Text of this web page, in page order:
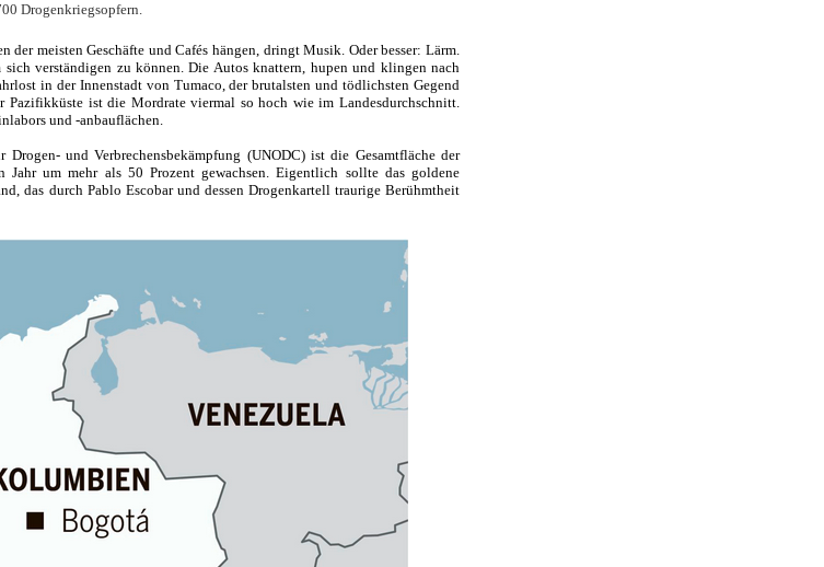
Drogenkriegsopfern.
der meisten Geschäfte und Cafés hängen, dringt Musik. Oder besser: Lärm.
verständigen zu können. Die Autos knattern, hupen und klingen nach
in der Innenstadt von Tumaco, der brutalsten und tödlichsten Gegend
Pazifikküste ist die Mordrate viermal so hoch wie im Landesdurchschnitt.
und -anbauflächen.
und Verbrechensbekämpfung (UNODC) ist die Gesamtfläche der
Jahr um mehr als 50 Prozent gewachsen. Eigentlich sollte das goldene
das durch Pablo Escobar und dessen Drogenkartell traurige Berühmtheit